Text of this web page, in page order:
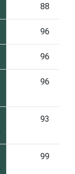
88
96
96
96
93
99